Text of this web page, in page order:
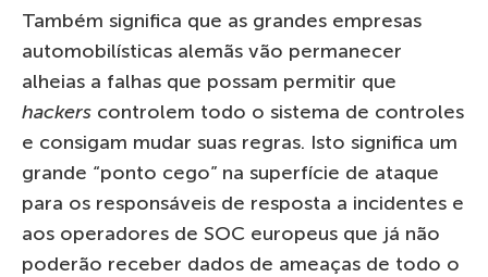
Também significa que as grandes empresas
automobilísticas alemãs vão permanecer
alheias a falhas que possam permitir que
hackers controlem todo o sistema de controles
e consigam mudar suas regras. Isto significa um
grande “ponto cego” na superfície de ataque
para os responsáveis de resposta a incidentes e
aos operadores de SOC europeus que já não
poderão receber dados de ameaças de todo o